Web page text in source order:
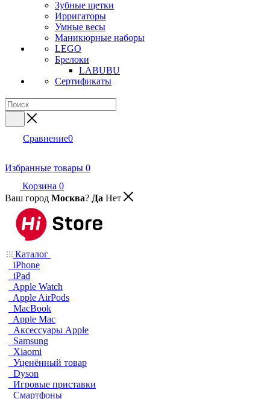
Зубные щетки
Ирригаторы
Умные весы
Маникюрные наборы
LEGO
Брелоки
LABUBU
Сертификаты
Сравнение0
Избранные товары 0
Корзина 0
Ваш город Москва? Да Нет
Каталог
iPhone
iPad
Apple Watch
Apple AirPods
MacBook
Apple Mac
Аксессуары Apple
Samsung
Xiaomi
Уценённый товар
Dyson
Игровые приставки
Смартфоны